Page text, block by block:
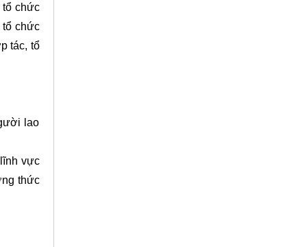
tổ chức
tổ chức
tác, tổ
lao
vực
thức